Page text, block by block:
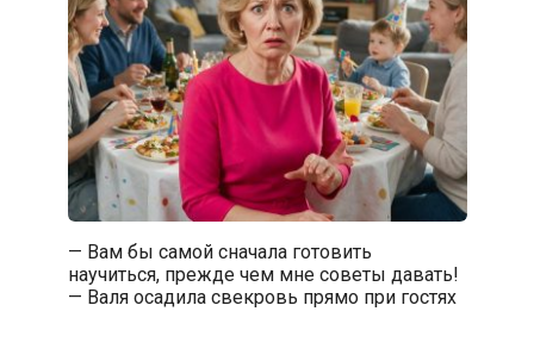
— Вам бы самой сначала готовить
научиться, прежде чем мне советы давать!
— Валя осадила свекровь прямо при гостях